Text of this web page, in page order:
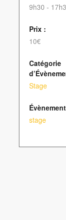
9h30 -
Prix :
10€
Catégorie
Stage
stage